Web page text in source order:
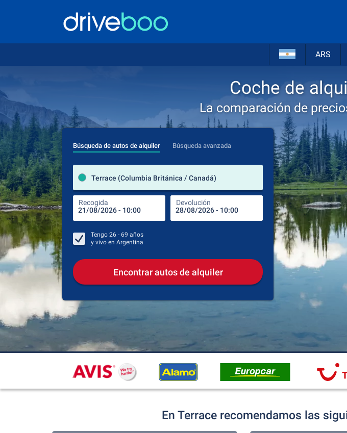
ARS
Coche de
La comparación de
Búsqueda de autos de alquiler Búsqueda avanzada
Terrace (Columbia Británica / Canadá)
Recogida Devolución
lugar de alquiler
Lugar de devolución
Recogida
Tengo 26 - 69 años
y vivo en Argentina
Encontrar autos de alquiler
En Terrace recomendamos las